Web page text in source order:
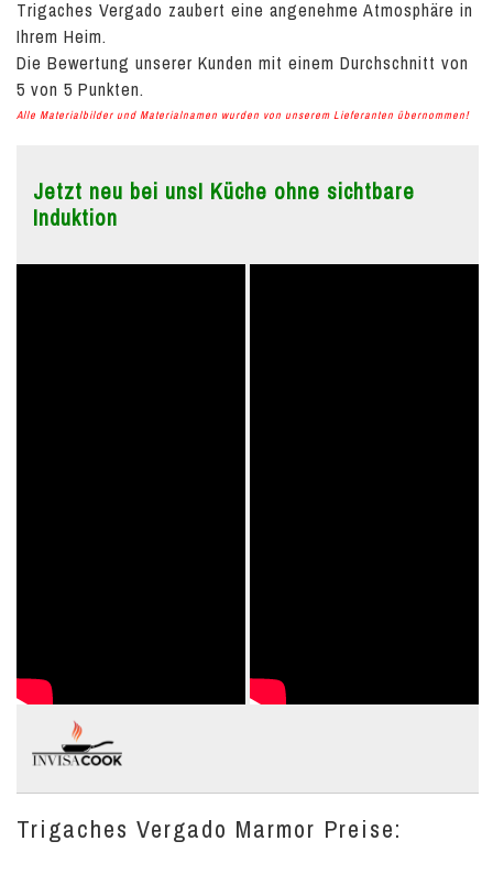
Trigaches Vergado zaubert eine angenehme Atmosphäre in
Ihrem Heim.
Die Bewertung unserer Kunden mit einem Durchschnitt von
5 von 5 Punkten.
Alle Materialbilder und Materialnamen wurden von unserem Lieferanten übernommen!
Jetzt neu bei uns! Küche ohne sichtbare
Induktion
Trigaches Vergado Marmor Preise: